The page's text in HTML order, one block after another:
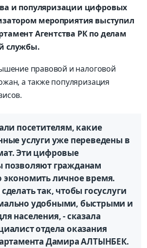
и популяризации цифровых
мероприятия выступил
Агентства РК по делам
службы.
правовой и налоговой
а также популяризация
посетителям, какие
услуги уже переведены в
Эти цифровые
позволяют гражданам
экономить личное время.
так, чтобы госуслуги
удобными, быстрыми и
населения, - сказала
отдела оказания
Дамира АЛТЫНБЕК.